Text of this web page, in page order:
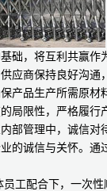
，将互利共赢作
应商保持良好沟通
产品生产所需原材
局限性，严格履行
部管理中，诚信对
的诚信与关怀。通
配合下，一次性